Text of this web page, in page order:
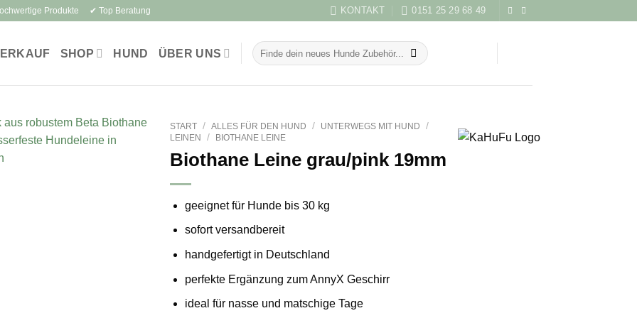
Produkte ✔ Top Beratung KONTAKT 0151 25 29 68 49
SHOP HUND ÜBER UNS
Suchen
nach:
START / ALLES FÜR DEN HUND / UNTERWEGS MIT HUND /
LEINEN / BIOTHANE LEINE
Biothane Leine grau/pink 19mm
geeignet für Hunde bis30 kg
sofort versandbereit
handgefertigt in Deutschland
perfekte Ergänzung zum AnnyX Geschirr
ideal für nasse und matschige Tage